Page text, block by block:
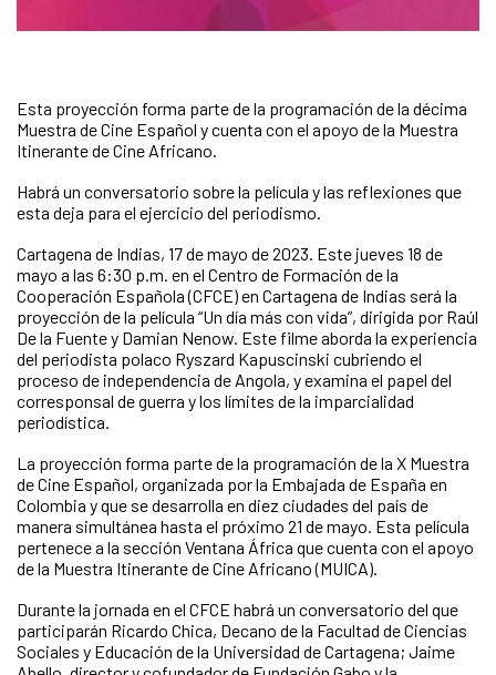
Esta proyección forma parte de la programación de la décima
Muestra de Cine Español y cuenta con el apoyo de la Muestra
Itinerante de Cine Africano.
Habrá un conversatorio sobre la película y las reflexiones que
esta deja para el ejercicio del periodismo.
Cartagena de Indias, 17 de mayo de 2023. Este jueves 18 de
mayo a las 6:30 p.m. en el Centro de Formación de la
Cooperación Española (CFCE) en Cartagena de Indias será la
proyección de la película “Un día más con vida”, dirigida por Raúl
De la Fuente y Damian Nenow. Este filme aborda la experiencia
del periodista polaco Ryszard Kapuscinski cubriendo el
proceso de independencia de Angola, y examina el papel del
corresponsal de guerra y los límites de la imparcialidad
periodística.
La proyección forma parte de la programación de la X Muestra
de Cine Español, organizada por la Embajada de España en
Colombia y que se desarrolla en diez ciudades del país de
manera simultánea hasta el próximo 21 de mayo. Esta película
pertenece a la sección Ventana África que cuenta con el apoyo
de la Muestra Itinerante de Cine Africano (MUICA).
Durante la jornada en el CFCE habrá un conversatorio del que
participarán Ricardo Chica, Decano de la Facultad de Ciencias
Sociales y Educación de la Universidad de Cartagena; Jaime